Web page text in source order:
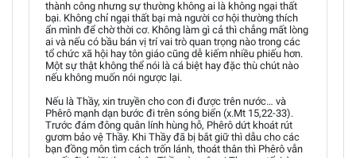
thành công nhưng sự thường không ai là không ngại thất
bại. Không chỉ ngại thất bại mà người cơ hội thường thích
ẩn mình để chờ thời cơ. Không làm gì cả thì chẳng mất lòng
ai và nếu có bầu bán vị trí vai trò quan trọng nào trong các
tổ chức xã hội hay tôn giáo cũng dễ kiếm nhiều phiếu hơn.
Một sự thật không thể nói là cá biệt hay đặc thù chút nào
nếu không muốn nói ngược lại.
Nếu là Thầy, xin truyền cho con đi được trên nước… và
Phêrô mạnh dạn bước đi trên sóng biển (x.Mt 15,22-33).
Trước đám đông quân lính hùng hỗ, Phêrô dứt khoát rút
gươm bảo vệ Thầy. Khi Thầy đã bị bắt giữ thì dẫu cho các
bạn đồng môn tìm cách trốn lánh, thoát thân thì Phêrô vẫn